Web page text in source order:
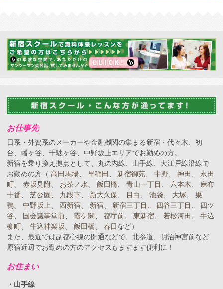
お仕事先
日系・外資系のメーカーや金融機関の集まる新宿・代々木、初
台、幡ヶ谷、千駄ヶ谷、中野坂上エリアでお勤めの方。
新宿を乗り換え拠点として、丸の内線、山手線、大江戸線沿線で
お勤めの方（高田馬場 、早稲田 新宿御苑 、中野 、神田
永田
町 、赤坂見附 お茶ノ水 、飯田橋 、青山一丁目 、六本木
麻布
十番 、芝公園 九段下 新大久保 目白 、池袋 大塚 、巣
鴨 、中野坂上 、西新宿 新宿 新宿三丁目 四谷三丁目
四ツ
谷
国会議事堂前 霞ケ関 、都庁前 、東新宿 、若松河田 、牛込
柳町 、牛込神楽坂 、飯田橋 、春日など）
また、最近では副都心線の開通などで、北参道、明治神宮前など
原宿近辺でお勤めの方のアクセスもますます便利に！
お住まい
山手線